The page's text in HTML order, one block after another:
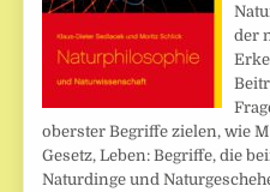
der
oberster Begriffe zielen, wie
Gesetz, Leben: Begriffe, die
Naturdinge und